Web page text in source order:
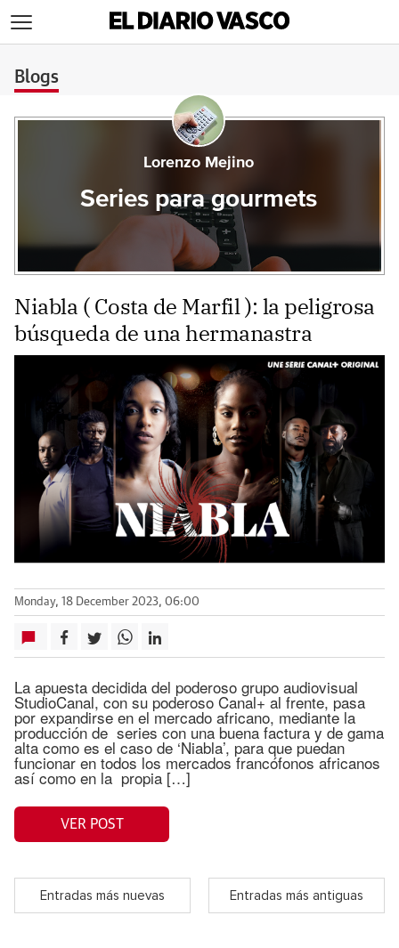
Blogs
Lorenzo Mejino
Series para gourmets
Niabla ( Costa de Marfil ): la peligrosa
búsqueda de una hermanastra
Monday, 18 December 2023, 06:00
La apuesta decidida del poderoso grupo audiovisual
StudioCanal, con su poderoso Canal+ al frente, pasa
por expandirse en el mercado africano, mediante la
producción de series con una buena factura y de gama
alta como es el caso de ‘Niabla’, para que puedan
funcionar en todos los mercados francófonos africanos
así como en la propia […]
VER POST
Entradas más nuevas Entradas más antiguas